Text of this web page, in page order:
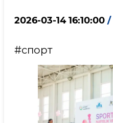
2026-03-14 16:10:00 /
#спорт